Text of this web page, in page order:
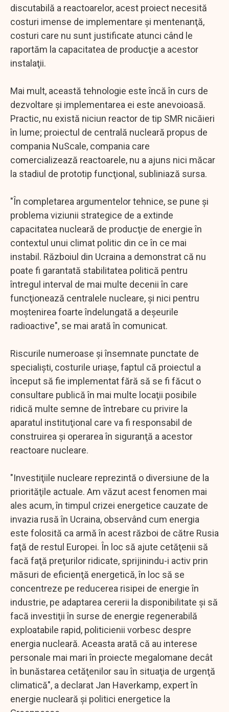
discutabilă a reactoarelor, acest proiect necesită
costuri imense de implementare şi mentenanţă,
costuri care nu sunt justificate atunci când le
raportăm la capacitatea de producţie a acestor
instalaţii.
Mai mult, această tehnologie este încă în curs de
dezvoltare şi implementarea ei este anevoioasă.
Practic, nu există niciun reactor de tip SMR nicăieri
în lume; proiectul de centrală nucleară propus de
compania NuScale, compania care
comercializează reactoarele, nu a ajuns nici măcar
la stadiul de prototip funcţional, subliniază sursa.
"În completarea argumentelor tehnice, se pune şi
problema viziunii strategice de a extinde
capacitatea nucleară de producţie de energie în
contextul unui climat politic din ce în ce mai
instabil. Războiul din Ucraina a demonstrat că nu
poate fi garantată stabilitatea politică pentru
întregul interval de mai multe decenii în care
funcţionează centralele nucleare, şi nici pentru
moştenirea foarte îndelungată a deşeurile
radioactive", se mai arată în comunicat.
Riscurile numeroase şi însemnate punctate de
specialişti, costurile uriaşe, faptul că proiectul a
început să fie implementat fără să se fi făcut o
consultare publică în mai multe locaţii posibile
ridică multe semne de întrebare cu privire la
aparatul instituţional care va fi responsabil de
construirea şi operarea în siguranţă a acestor
reactoare nucleare.
"Investiţiile nucleare reprezintă o diversiune de la
priorităţile actuale. Am văzut acest fenomen mai
ales acum, în timpul crizei energetice cauzate de
invazia rusă în Ucraina, observând cum energia
este folosită ca armă în acest război de către Rusia
faţă de restul Europei. În loc să ajute cetăţenii să
facă faţă preţurilor ridicate, sprijinindu-i activ prin
măsuri de eficienţă energetică, în loc să se
concentreze pe reducerea risipei de energie în
industrie, pe adaptarea cererii la disponibilitate şi să
facă investiţii în surse de energie regenerabilă
exploatabile rapid, politicienii vorbesc despre
energia nucleară. Aceasta arată că au interese
personale mai mari în proiecte megalomane decât
în bunăstarea cetăţenilor sau în situaţia de urgenţă
climatică", a declarat Jan Haverkamp, expert în
energie nucleară şi politici energetice la